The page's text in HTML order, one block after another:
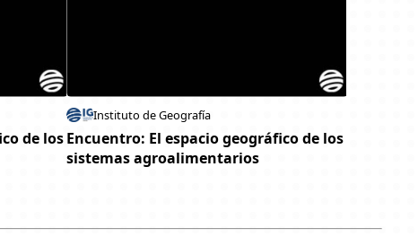
de los
Instituto de Geografía
Encuentro: El espacio geográfico de los
sistemas agroalimentarios